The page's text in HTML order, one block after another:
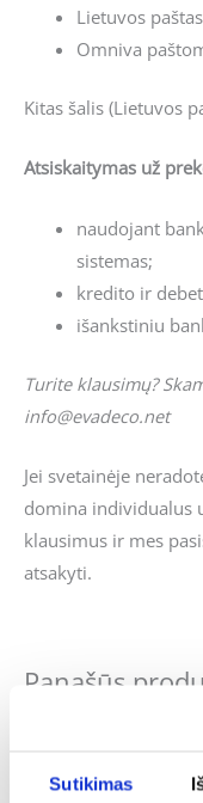
Sutikimas
Lietuvos
Omniva
Kitas šalis (Lietuvos
Atsiskaitymas už
naudojant
sistemas;
kredito ir
išankstiniu
Turite klausimų?
info@evadeco.net
Jei svetainėje
domina individualus
klausimus ir mes
atsakyti.
Panašūs